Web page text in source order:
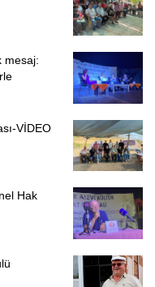
mesaj:
VİDEO
Hak